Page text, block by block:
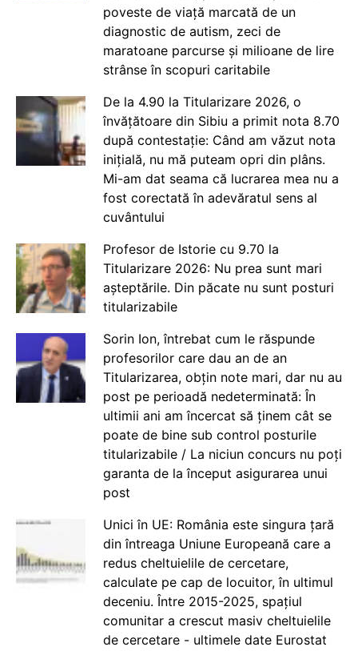
poveste de viață marcată de un
diagnostic de autism, zeci de
maratoane parcurse și milioane de lire
strânse în scopuri caritabile
De la 4.90 la Titularizare 2026, o
învățătoare din Sibiu a primit nota 8.70
după contestație: Când am văzut nota
inițială, nu mă puteam opri din plâns.
Mi-am dat seama că lucrarea mea nu a
fost corectată în adevăratul sens al
cuvântului
Profesor de Istorie cu 9.70 la
Titularizare 2026: Nu prea sunt mari
așteptările. Din păcate nu sunt posturi
titularizabile
Sorin Ion, întrebat cum le răspunde
profesorilor care dau an de an
Titularizarea, obțin note mari, dar nu au
post pe perioadă nedeterminată: În
ultimii ani am încercat să ținem cât se
poate de bine sub control posturile
titularizabile / La niciun concurs nu poți
garanta de la început asigurarea unui
post
Unici în UE: România este singura țară
din întreaga Uniune Europeană care a
redus cheltuielile de cercetare,
calculate pe cap de locuitor, în ultimul
deceniu. Între 2015-2025, spațiul
comunitar a crescut masiv cheltuielile
de cercetare - ultimele date Eurostat